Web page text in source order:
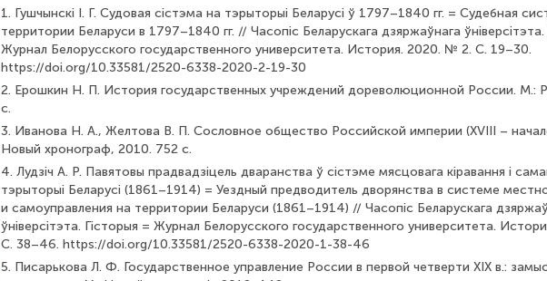
1. Гушчынскі І. Г. Судовая сістэма на тэрыторыі Беларусі ў 1797–1840 гг. = Судебная
территории Беларуси в 1797–1840 гг. // Часопіс Беларускага дзяржаўнага ўніверсітэта.
Журнал Белорусского государственного университета. История. 2020. № 2. С. 19–30.
https://doi.org/10.33581/2520-6338-2020-2-19-30
2. Ерошкин Н. П. История государственных учреждений дореволюционной России. М.:
с.
3. Иванова Н. А., Желтова В. П. Сословное общество Российской империи (XVIII –
Новый хронограф, 2010. 752 с.
4. Лудзіч А. Р. Павятовы прадвадзіцель дваранства ў сістэме мясцовага кіравання і
тэрыторыі Беларусі (1861–1914) = Уездный предводитель дворянства в системе
и самоуправления на территории Беларуси (1861–1914) // Часопіс Беларускага
ўніверсітэта. Гісторыя = Журнал Белорусского государственного университета.
С. 38–46. https://doi.org/10.33581/2520-6338-2020-1-38-46
5. Писарькова Л. Ф. Государственное управление России в первой четверти XIX в.: